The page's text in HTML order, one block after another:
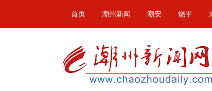
首页 潮州新闻 潮安 饶平